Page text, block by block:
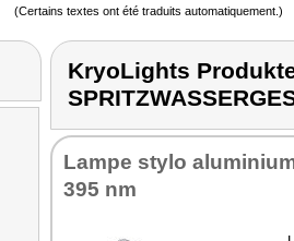
(Certains textes ont été traduits automatiquement.)
KryoLights
Lampe stylo
395 nm